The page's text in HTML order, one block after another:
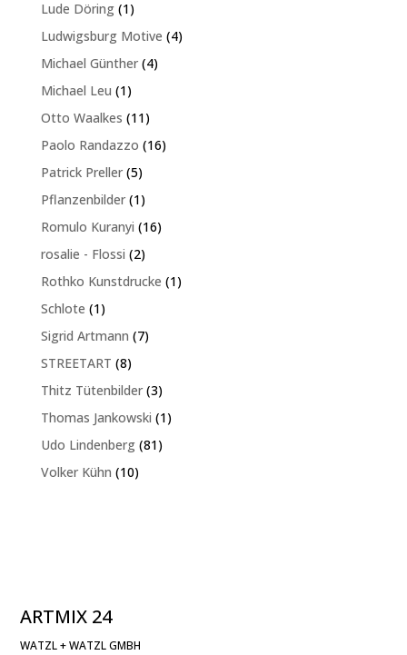
Lude Döring 11
Produkt
Ludwigsburg Motive 44
Michael Günther 44
Michael Leu 11
Produkt
Otto Waalkes 1111
Produkte
Paolo Randazzo 1616
Patrick Preller 55
Produkte
Pflanzenbilder 11
Produkt
Romulo Kuranyi 1616
rosalie - Flossi 22
Produkte
Rothko Kunstdrucke 11
Schlote 11
Produkt
Sigrid Artmann 77
STREETART 88
Produkte
Thitz Tütenbilder 33
Produkte
Thomas Jankowski 11
Udo Lindenberg 8181
Volker Kühn 1010
ARTMIX 24
WATZL + WATZL GMBH